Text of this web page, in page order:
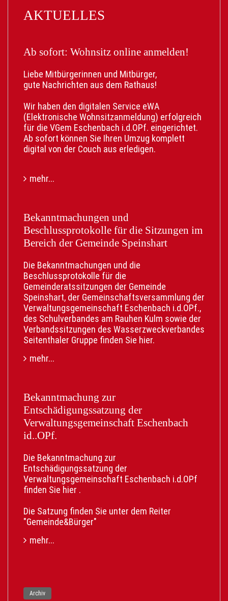
AKTUELLES
Ab sofort: Wohnsitz online anmelden!
Liebe Mitbürgerinnen und Mitbürger,
gute Nachrichten aus dem Rathaus!
Wir haben den digitalen Service eWA
(Elektronische Wohnsitzanmeldung) erfolgreich
für die VGem Eschenbach i.d.OPf. eingerichtet.
Ab sofort können Sie Ihren Umzug komplett
digital von der Couch aus erledigen.
• Keine Wartezeit: Unabhängig von den
Rathaus entfällt.
• Digitale Meldebescheinigung: Nach
Bestätigung des Einwohnermeldeamtes direkt
als Download mit offiziellem digitalem Siegel
• Bequeme Post: Der neue
Adressaufkleber für Personalausweis und/oder
Reisepass kommt direkt zu Ihnen nach Hause.
• Kostenlos: Der digitale Service ist
gebührenfrei.
Was Sie dafür brauchen:
• Personalausweis mit aktivierter Online-
Funktion (eID).
• Die AusweisApp auf Ihrem Smartphone.
Gerne weitersagen:
Teilen Sie diesen Beitrag aktiv mit Freunden,
Familie und neuen Nachbarn. Helfen Sie mit,
dass möglichst viele von diesem neuen Service
erfahren und ihn fleißig nutzen!
direkt aus. Der Link hierfür ist
https://serviceportal.gemeinsamonline.de/Onlin
edienste/Service/Entry/EWA
mehr...
Bekanntmachungen und
Beschlussprotokolle für die Sitzungen im
Bereich der Gemeinde Speinshart
Die Bekanntmachungen und die
Beschlussprotokolle für die
Gemeinderatssitzungen der Gemeinde
Speinshart, der Gemeinschaftsversammlung der
Verwaltungsgemeinschaft Eschenbach i.d.OPf.,
des Schulverbandes am Rauhen Kulm sowie der
Verbandssitzungen des Wasserzweckverbandes
Seitenthaler Gruppe finden Sie hier.
mehr...
Bekanntmachung zur
Entschädigungssatzung der
Verwaltungsgemeinschaft Eschenbach
id..OPf.
Die Bekanntmachung zur
Entschädigungssatzung der
Verwaltungsgemeinschaft Eschenbach i.d.OPf
finden Sie hier .
Die Satzung finden Sie unter dem Reiter
"Gemeinde&Bürger"
mehr...
Archiv